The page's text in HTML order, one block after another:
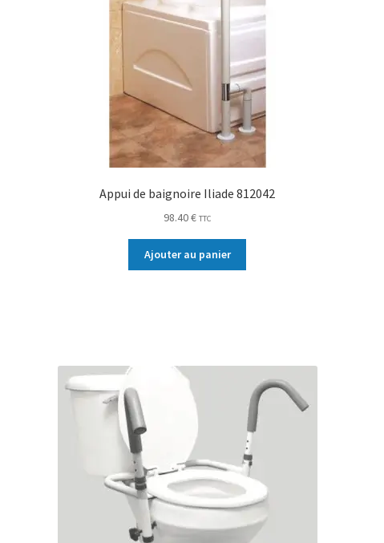
Appui de baignoire Iliade 812042
98.40€ TTC
Ajouter au panier